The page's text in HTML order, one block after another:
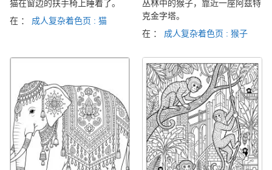
猫在窗边的扶手椅上睡着了。
在 ： 成人复杂着色页 : 猫
丛林中的猴子，靠近一座阿兹特
克金字塔。
在 ： 成人复杂着色页 : 猴子